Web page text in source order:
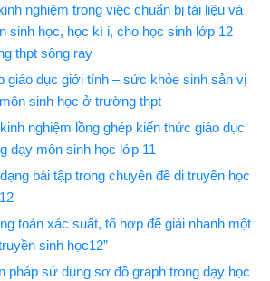
nghiệm trong việc chuẩn bị tài liệu và
sinh học, học kì i, cho học sinh lớp 12
thpt sông ray
giáo dục giới tính – sức khỏe sinh sản vị
sinh học ở trường thpt
nghiệm lồng ghép kiến thức giáo dục
dạy môn sinh học lớp 11
bài tập trong chuyên đề di truyền học
toán xác suất, tổ hợp để giải nhanh một
sinh học12”
pháp sử dụng sơ đồ graph trong dạy học